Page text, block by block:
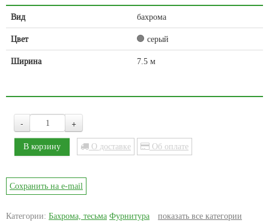
Вид бахрома
Цвет серый
Ширина 7.5 м
- +
О доставке Об оплате
Сохранить на e-mail
Категории: Бахрома, тесьма Фурнитура
показать все категории